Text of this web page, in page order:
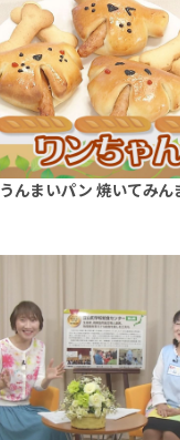
うんまいパン 焼いてみん